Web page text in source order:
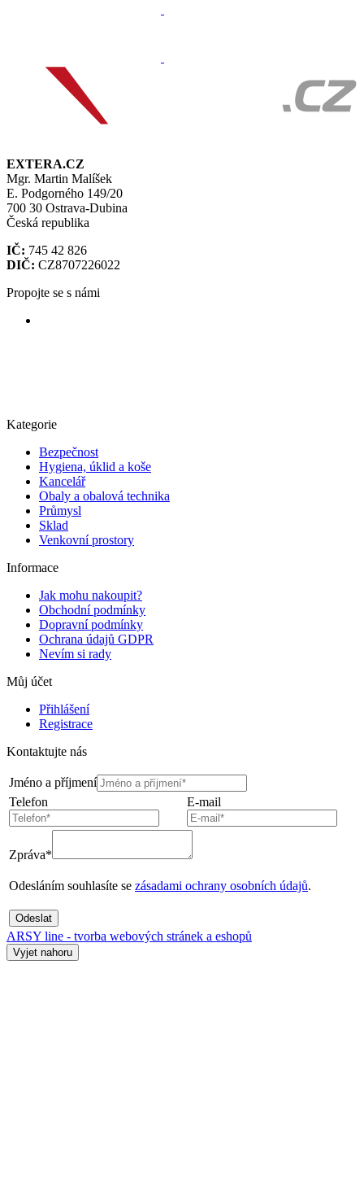
EXTERA.CZ
Mgr. Martin Malíšek
E. Podgorného 149/20
700 30 Ostrava-Dubina
Česká republika
IČ: 745 42 826
DIČ: CZ8707226022
Propojte se s námi
Kategorie
Bezpečnost
Hygiena, úklid a koše
Kancelář
Obaly a obalová technika
Průmysl
Sklad
Venkovní prostory
Informace
Jak mohu nakoupit?
Obchodní podmínky
Dopravní podmínky
Ochrana údajů GDPR
Nevím si rady
Můj účet
Přihlášení
Registrace
Kontaktujte nás
Jméno a příjmení
Telefon
E-mail
Zpráva*
Odesláním souhlasíte se zásadami ochrany osobních údajů.
Odeslat
ARSY line - tvorba webových stránek a eshopů
Vyjet nahoru